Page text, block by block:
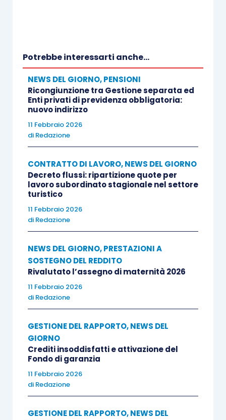
Potrebbe interessarti anche...
NEWS DEL GIORNO,PENSIONI
Ricongiunzione tra Gestione separata ed
Enti privati di previdenza obbligatoria:
nuovo indirizzo
11 Febbraio 2026
di Redazione
CONTRATTO DI LAVORO,NEWS DEL GIORNO
Decreto flussi: ripartizione quote per
lavoro subordinato stagionale nel settore
turistico
11 Febbraio 2026
di Redazione
NEWS DEL GIORNO,PRESTAZIONI A
SOSTEGNO DEL REDDITO
Rivalutato l’assegno di maternità 2026
11 Febbraio 2026
di Redazione
GESTIONE DEL RAPPORTO,NEWS DEL
GIORNO
Crediti insoddisfatti e attivazione del
Fondo di garanzia
11 Febbraio 2026
di Redazione
GESTIONE DEL RAPPORTO,NEWS DEL